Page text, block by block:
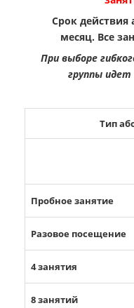
Срок
месяц. Все
При выборе
группы
Тип
Пробное занятие
Разовое посещение
4 занятия
8 занятий